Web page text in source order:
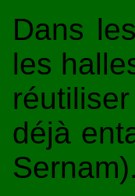
Dans
les
déjà
Sernam).